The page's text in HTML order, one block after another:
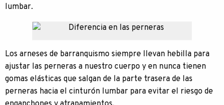
lumbar.
Los arneses de barranquismo siempre llevan hebilla para
ajustar las perneras a nuestro cuerpo y en nunca tienen
gomas elásticas que salgan de la parte trasera de las
perneras hacia el cinturón lumbar para evitar el riesgo de